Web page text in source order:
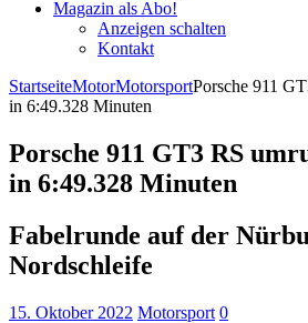
Magazin als Abo!
Anzeigen schalten
Kontakt
StartseiteMotorMotorsportPorsche 911
in 6:49.328 Minuten
Porsche 911 GT3 RS
in 6:49.328 Minuten
Fabelrunde auf der
Nordschleife
15. Oktober 2022 Motorsport 0